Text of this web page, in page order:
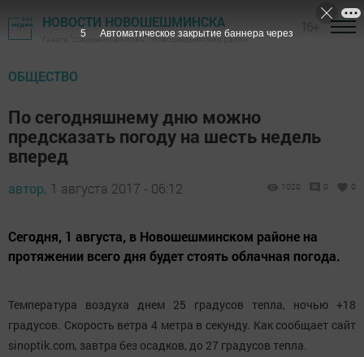
НОВОСТИ НОВОШЕШМИНСКА
Газета "Шешминская новь" - Новошешминский район
ОБЩЕСТВО
По сегодняшнему дню можно
предсказать погоду на шесть недель
вперед
автор, 1 августа 2017 - 06:12 1020 0 0
Сегодня, 1 августа, в Новошешминском районе на
протяжении всего дня будет стоять облачная погода.
Температура воздуха днем 25 градусов тепла, ночью +18
градусов. Скорость ветра 4 метра в секунду. Как сообщает сайт
sinoptik.com, завтра без осадков, до 27 градусов тепла.
4 Автоматическое закрытие баннера через